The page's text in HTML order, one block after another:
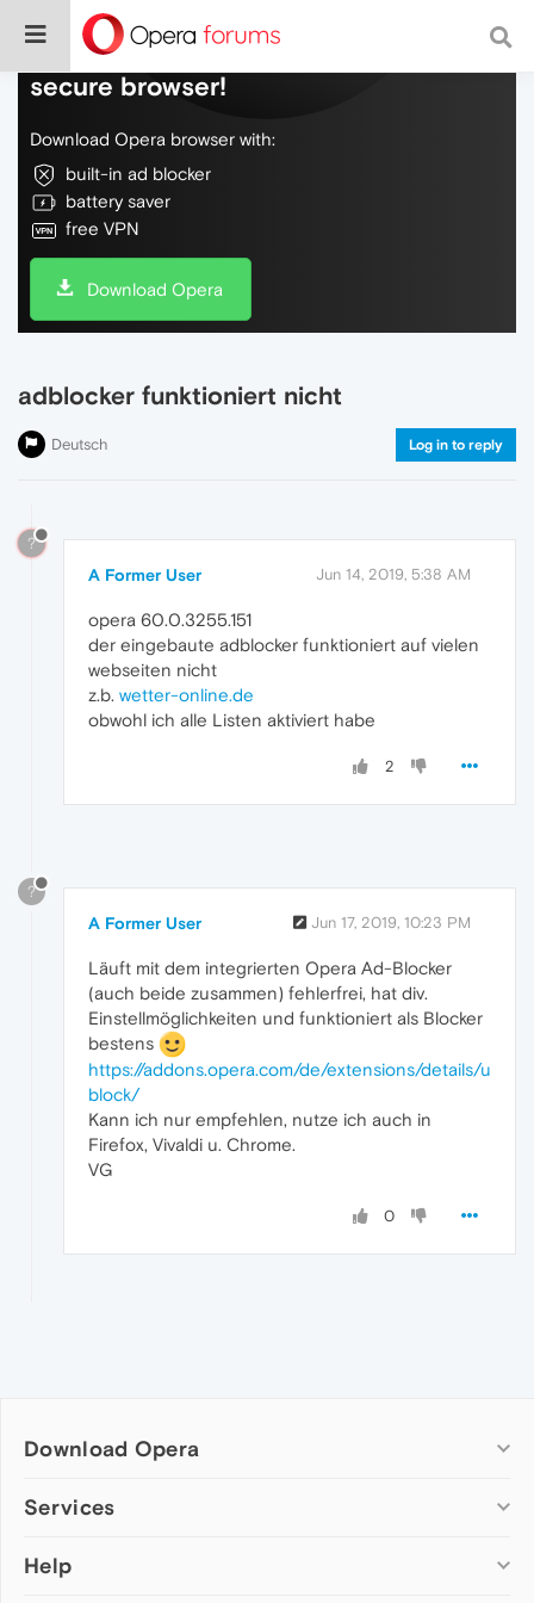
Do more on the web, with a fast and
secure browser!
Download Opera browser with:
built-in ad blocker
battery saver
free VPN
Download Opera
adblocker funktioniert nicht
Deutsch Log in to reply
?
A Former User Jun 14, 2019, 5:38 AM
opera 60.0.3255.151
der eingebaute adblocker funktioniert auf vielen
webseiten nicht
z.b. wetter-online.de
obwohl ich alle Listen aktiviert habe
2
?
A Former User Jun 17, 2019, 10:23 PM
Läuft mit dem integrierten Opera Ad-Blocker
(auch beide zusammen) fehlerfrei, hat div.
Einstellmöglichkeiten und funktioniert als Blocker
bestens
https://addons.opera.com/de/extensions/details/u
block/
Kann ich nur empfehlen, nutze ich auch in
Firefox, Vivaldi u. Chrome.
VG
0
Download Opera
Computer browsers
Opera for Mac
Services
Add-ons
Help